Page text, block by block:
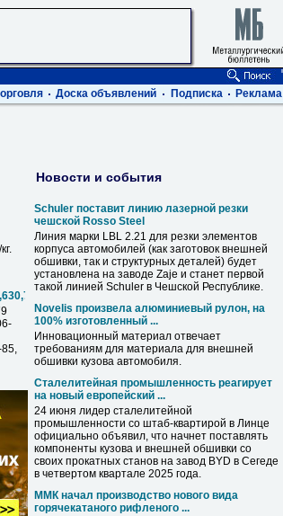
Доска объявлений Подписка Реклама
Новости и события
Schuler поставит линию лазерной резки
чешской Rosso Steel
Линия марки LBL 2.21 для резки элементов
корпуса автомобилей (как заготовок внешней
обшивки, так и структурных деталей) будет
установлена на заводе Zaje и станет первой
такой линией Schuler в Чешской Республике.
Novelis произвела алюминиевый рулон, на
100% изготовленный ...
Инновационный материал отвечает
требованиям для материала для внешней
обшивки кузова автомобиля.
Сталелитейная промышленность реагирует
на новый европейский ...
24 июня лидер сталелитейной
промышленности со штаб-квартирой в Линце
официально объявил, что начнет поставлять
компоненты кузова и внешней обшивки со
своих прокатных станов на завод BYD в Сегеде
в четвертом квартале 2025 года.
ММК начал производство нового вида
горячекатаного рифленого ...